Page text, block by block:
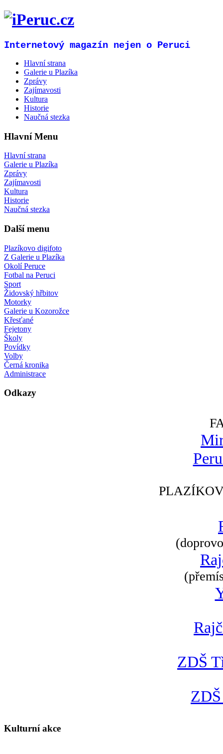
Internetový magazín nejen o Peruci
Hlavní strana
Galerie u Plazíka
Zprávy
Zajímavosti
Kultura
Historie
Naučná stezka
Hlavní Menu
Hlavní strana
Galerie u Plazíka
Zprávy
Zajímavosti
Kultura
Historie
Naučná stezka
Další menu
Plazíkovo digifoto
Z Galerie u Plazíka
Okolí Peruce
Fotbal na Peruci
Sport
Židovský hřbitov
Motorky
Galerie u Kozorožce
Křesťané
Fejetony
Školy
Povídky
Volby
Černá kronika
Administrace
Odkazy
ZDŠ
Kulturní akce